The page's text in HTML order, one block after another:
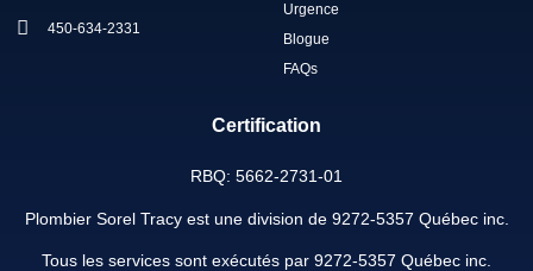
450-634-2331
Urgence
Blogue
FAQs
Certification
RBQ: 5662-2731-01
Plombier Sorel Tracy est une division de 9272-5357 Québec inc.
Tous les services sont exécutés par 9272-5357 Québec inc.